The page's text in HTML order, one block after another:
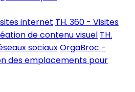
internet TH. 360 - Visites
de contenu visuel TH.
sociauxOrgaBroc -
des emplacements pour